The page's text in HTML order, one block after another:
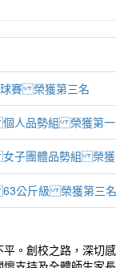
賽 榮獲第三名
人品勢組 榮獲第
子團體品勢組 榮
公斤級 榮獲第三名
。創校之路，深切